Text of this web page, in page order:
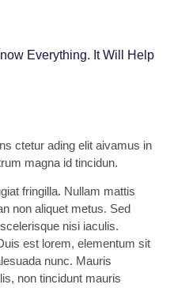
Everything. It Will Help
ctetur ading elit aivamus in
magna id tincidun.
fringilla. Nullam mattis
non aliquet metus. Sed
nisi iaculis.
est lorem, elementum sit
nunc. Mauris
non tincidunt mauris